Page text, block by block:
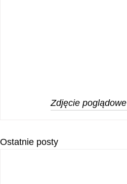
Zdjęcie poglądowe
Ostatnie posty